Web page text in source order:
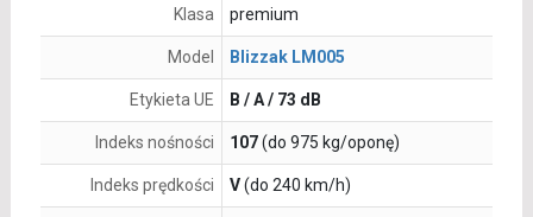
Klasa premium
Model Blizzak LM005
Etykieta UE B / A / 73 dB
Indeks nośności 107(do 975 kg/oponę)
Indeks prędkości V(do 240 km/h)